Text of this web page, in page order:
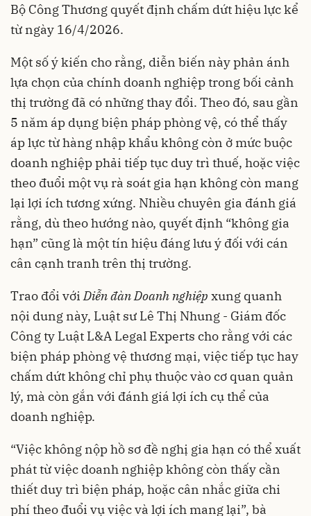
Bộ Công Thương quyết định chấm dứt hiệu lực kể
từ ngày 16/4/2026.
Một số ý kiến cho rằng, diễn biến này phản ánh
lựa chọn của chính doanh nghiệp trong bối cảnh
thị trường đã có những thay đổi. Theo đó, sau gần
5 năm áp dụng biện pháp phòng vệ, có thể thấy
áp lực từ hàng nhập khẩu không còn ở mức buộc
doanh nghiệp phải tiếp tục duy trì thuế, hoặc việc
theo đuổi một vụ rà soát gia hạn không còn mang
lại lợi ích tương xứng. Nhiều chuyên gia đánh giá
rằng, dù theo hướng nào, quyết định “không gia
hạn” cũng là một tín hiệu đáng lưu ý đối với cán
cân cạnh tranh trên thị trường.
Trao đổi với Diễn đàn Doanh nghiệp xung quanh
nội dung này, Luật sư Lê Thị Nhung - Giám đốc
Công ty Luật L&A Legal Experts cho rằng với các
biện pháp phòng vệ thương mại, việc tiếp tục hay
chấm dứt không chỉ phụ thuộc vào cơ quan quản
lý, mà còn gắn với đánh giá lợi ích cụ thể của
doanh nghiệp.
“Việc không nộp hồ sơ đề nghị gia hạn có thể xuất
phát từ việc doanh nghiệp không còn thấy cần
thiết duy trì biện pháp, hoặc cân nhắc giữa chi
phí theo đuổi vụ việc và lợi ích mang lại”, bà